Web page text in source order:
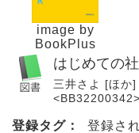
image by
BookPlus
はじめての
三井さよ [ほか
<BB32200342>
登録タグ：
登録さ